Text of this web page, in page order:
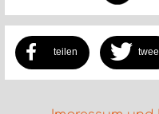
teilen